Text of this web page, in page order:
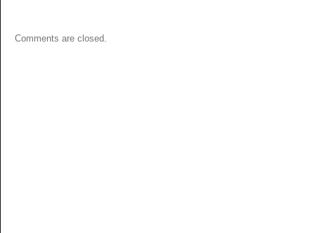
Comments are closed.